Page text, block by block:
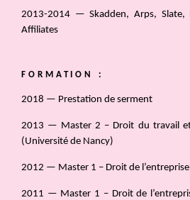
2013-2014 — Skadden, Arps, Slate,
Affiliates
FORMATION :
2018 — Prestation de serment
2013 — Master 2 – Droit du travail
(Université de Nancy)
2012 — Master 1 – Droit de
2011 — Master 1 – Droit de